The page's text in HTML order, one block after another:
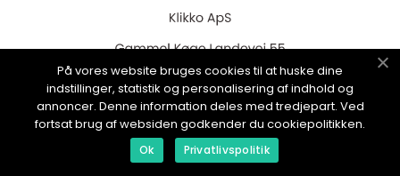
web:www.klikko.dk
På vores website bruges cookies til at huske dine
indstillinger, statistik og personalisering af indhold og
annoncer. Denne information deles med tredjepart. Ved
fortsat brug af websiden godkender du cookiepolitikken.
Ok Privatlivspolitik